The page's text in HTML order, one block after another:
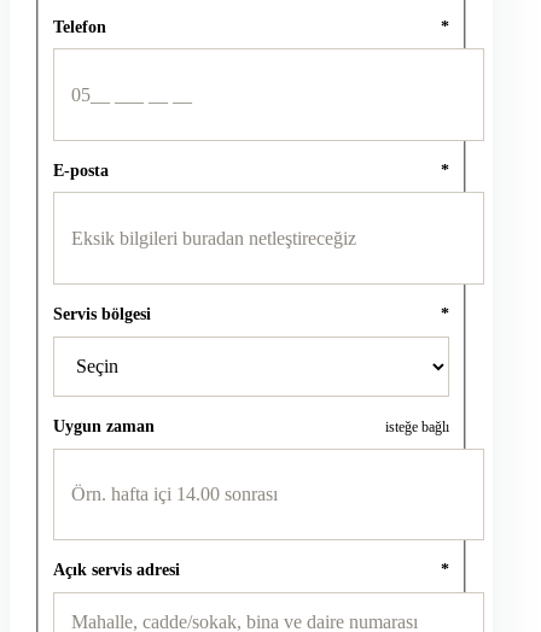
Telefon *
E-posta *
Servis bölgesi *
Uygun zaman isteğe bağlı
Açık servis adresi *